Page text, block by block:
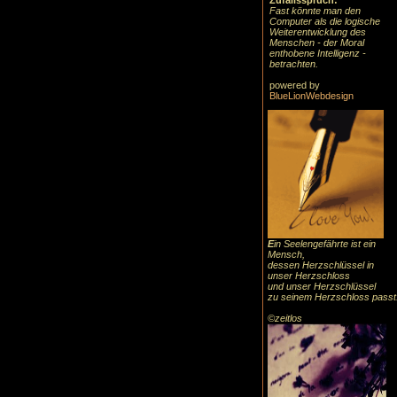
Fast könnte man den
Computer als die logische
Weiterentwicklung des
Menschen - der Moral
enthobene Intelligenz -
betrachten.
powered by
BlueLionWebdesign
Ein Seelengefährte ist ein
Mensch,
dessen Herzschlüssel in
unser Herzschloss
und unser Herzschlüssel
zu seinem Herzschloss
©zeitlos